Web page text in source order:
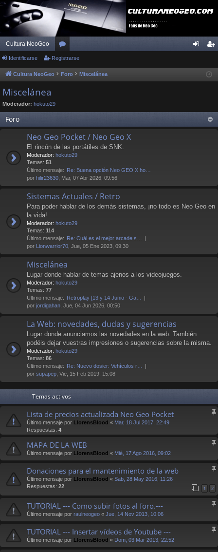
Cultura NeoGeo
or
os ist
e
Identificarse Registrarse
Cultura NeoGeo Foro Miscelánea
Miscelánea
Moderador: hokuto29
Foro
Neo Geo Pocket / Neo Geo X
El rincón de las portátiles de SNK.
Moderador: hokuto29
Temas: 51
Último mensaje: Re: Buena opción Neo GEO X ho…
por hilir23630 , Mar, 07 Abr 2026, 09:56
Sistemas Actuales / Retro
Para poder hablar de los demás sistemas, ¡no todo es Neo Geo en
la vida!
Moderador: hokuto29
Temas: 114
Último mensaje: Re: Cuál es el mejor arcade s…
por Lionwarrior70 , Jue, 05 Ene 2023, 09:30
Miscelánea
Lugar donde hablar de temas ajenos a los videojuegos.
Moderador: hokuto29
Temas: 77
Último mensaje: Retroplay [13 y 14 Junio - Ga…
por jordigahan , Jue, 04 Jun 2026, 00:50
La Web: novedades, dudas y sugerencias
Lugar donde anunciamos las novedades en la web. También
podéis dejar vuestras impresiones o sugerencias sobre la misma.
Moderador: hokuto29
Temas: 86
Último mensaje: Re: Nuevo dosier: Vehículos r…
por supapep , Vie, 15 Feb 2019, 15:08
Temas activos
Lista de precios actualizada Neo Geo Pocket
Último mensaje por LlorensBlood « Mar, 18 Jul 2017, 22:49
Respuestas: 4
MAPA DE LA WEB
Último mensaje por LlorensBlood « Mié, 17 Ago 2016, 09:02
Donaciones para el mantenimiento de la web
Último mensaje por LlorensBlood « Sab, 28 May 2016, 11:26
Respuestas: 22 1 2
TUTORIAL --- Como subir fotos al foro.---
Último mensaje por raulneogeo « Jue, 14 Nov 2013, 10:06
TUTORIAL --- Insertar vídeos de Youtube ---
Último mensaje por LlorensBlood « Dom, 03 Mar 2013, 22:52